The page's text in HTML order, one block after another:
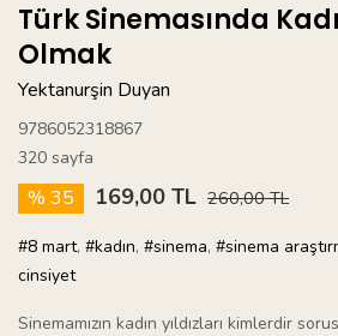
Türk Sinemasında
Olmak
Yektanurşin Duyan
9786052318867
320 sayfa
% 35 169,00 TL 260,00 TL
#8 mart, #kadın, #sinema, #sinema
cinsiyet
Sinemamızın kadın yıldızları kimlerdir